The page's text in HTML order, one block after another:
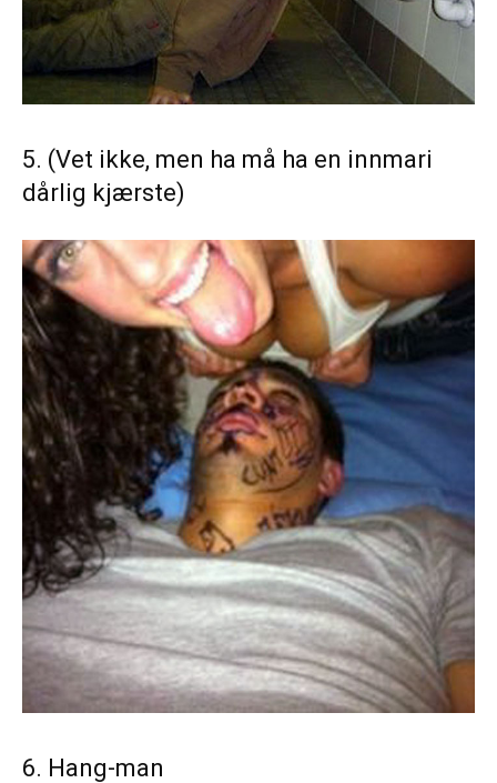
5. (Vet ikke, men ha må ha en innmari
dårlig kjærste)
6. Hang-man